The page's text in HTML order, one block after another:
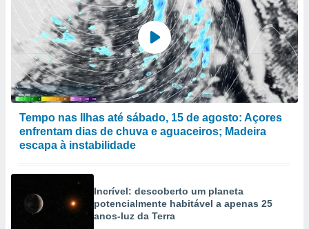
Tempo nas Ilhas até sábado, 15 de agosto: Açores
enfrentam dias de chuva e aguaceiros; Madeira
escapa à instabilidade
Incrível: descoberto um planeta
potencialmente habitável a apenas 25
anos-luz da Terra